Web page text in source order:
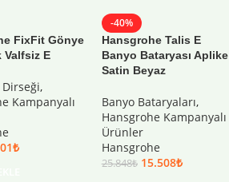
FixFit Gönye
Valfsiz E
Dirseği,
Kampanyalı
₺
-40%
Hansgrohe Talis E
Banyo Bataryası Aplike
Satin Beyaz
Banyo Bataryaları,
Hansgrohe Kampanyalı
Ürünler
Hansgrohe
25.848₺ 15.508₺